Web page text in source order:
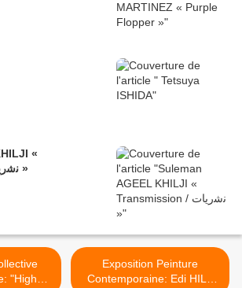
«
Transmission / ﻧﺷرﯾﺎت »
"High
Exposition Peinture
Contemporaine: Edi HILA